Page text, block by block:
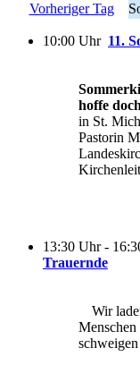
Vorheriger Tag
10:00 Uhr 11.
hoffe
in St.
Pastorin
13:30 Uhr -
Trauernde
Wir
Menschen